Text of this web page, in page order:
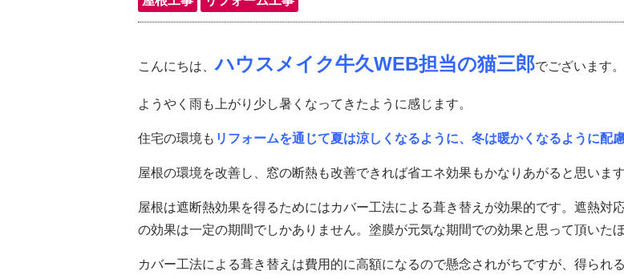
こんにちは、ハウスメイク牛久WEB担当の猫三郎でございます。
ようやく雨も上がり少し暑くなってきたように感じます。
住宅の環境も リフォームを通じて夏は涼しくなるように、冬は暖かくなるように配
屋根の環境を改善し、窓の断熱も改善できれば省エネ効果もかなりあがると思います
屋根は遮断熱効果を得るためにはカバー工法による葺き替えが効果的です。遮熱対
の効果は一定の期間でしかありません。塗膜が元気な期間での効果と思って頂いた
カバー工法による葺き替えは費用的に高額になるので懸念されがちですが、得られ